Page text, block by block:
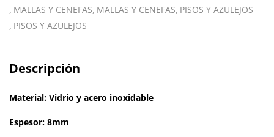
MALLAS Y CENEFAS MALLAS Y CENEFAS PISOS Y AZULEJOS
PISOS Y AZULEJOS
Descripción
Material: Vidrio y acero inoxidable
Espesor: 8mm